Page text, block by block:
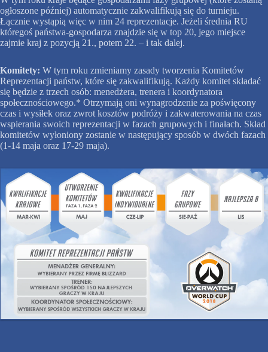
ogłoszone później) automatycznie zakwalifikują się do turnieju.
Łącznie wystąpią więc w nim 24 reprezentacje. Jeżeli średnia RU
któregoś państwa-gospodarza znajdzie się w top 20, jego miejsce
zajmie kraj z pozycją 21., potem 22. – i tak dalej.
Komitety: W tym roku zmieniamy zasady tworzenia Komitetów
Reprezentacji państw, które się zakwalifikują. Każdy komitet składać
się będzie z trzech osób: menedżera, trenera i koordynatora
społecznościowego.* Otrzymają oni wynagrodzenie za poświęcony
czas i wysiłek oraz zwrot kosztów podróży i zakwaterowania na czas
wspierania swoich reprezentacji w fazach grupowych i finałach. Skład
komitetów wyłoniony zostanie w następujący sposób w dwóch fazach
(1-14 maja oraz 17-29 maja).